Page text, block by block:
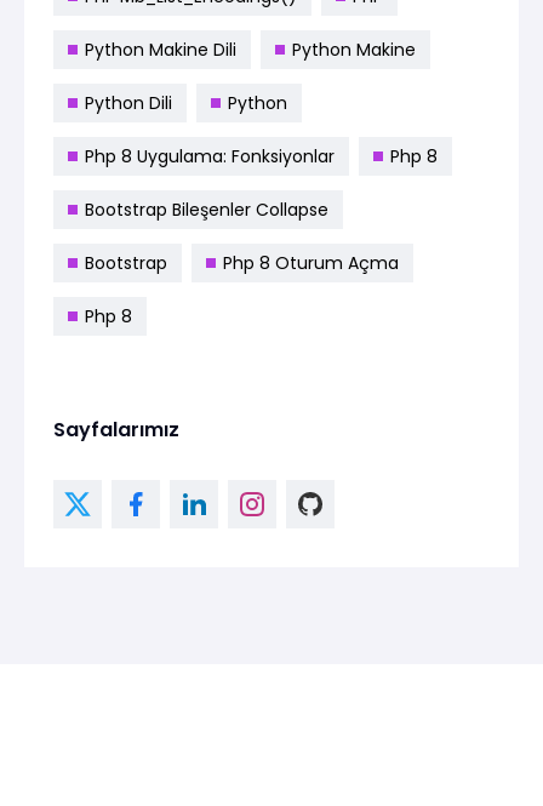
Python Makine Dili Python Makine
Python Dili Python
Php 8 Uygulama: Fonksiyonlar Php 8
Bootstrap Bileşenler Collapse
Bootstrap Php 8 Oturum Açma
Php 8
Sayfalarımız